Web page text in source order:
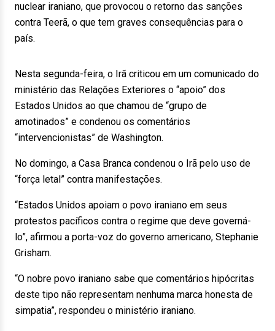
nuclear iraniano, que provocou o retorno das sanções
contra Teerã, o que tem graves consequências para o
país.
Nesta segunda-feira, o Irã criticou em um comunicado do
ministério das Relações Exteriores o “apoio” dos
Estados Unidos ao que chamou de “grupo de
amotinados” e condenou os comentários
“intervencionistas” de Washington.
No domingo, a Casa Branca condenou o Irã pelo uso de
“força letal” contra manifestações.
“Estados Unidos apoiam o povo iraniano em seus
protestos pacíficos contra o regime que deve governá-
lo”, afirmou a porta-voz do governo americano, Stephanie
Grisham.
“O nobre povo iraniano sabe que comentários hipócritas
deste tipo não representam nenhuma marca honesta de
simpatia”, respondeu o ministério iraniano.